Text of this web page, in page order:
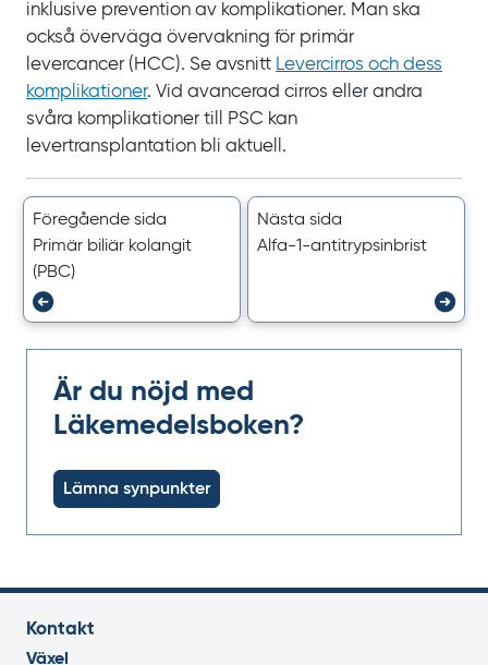
inklusive prevention av komplikationer. Man ska
också överväga övervakning för primär
levercancer (HCC). Se avsnitt Levercirros och dess
komplikationer. Vid avancerad cirros eller andra
svåra komplikationer till PSC kan
levertransplantation bli aktuell.
Föregående sida
Primär biliär kolangit
(PBC)
Nästa sida
Alfa-1-antitrypsinbrist
Är du nöjd med
Läkemedelsboken?
Lämna synpunkter
Kontakt
Växel